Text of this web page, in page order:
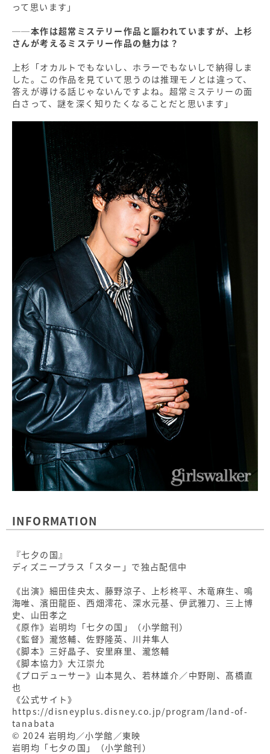
って思います」
──本作は超常ミステリー作品と謳われていますが、上杉
さんが考えるミステリー作品の魅力は？
上杉「オカルトでもないし、ホラーでもないしで納得しま
した。この作品を見ていて思うのは推理モノとは違って、
答えが導ける話じゃないんですよね。超常ミステリーの面
白さって、謎を深く知りたくなることだと思います」
INFORMATION
『七夕の国』
ディズニープラス「スター」で独占配信中
《出演》細田佳央太、藤野涼子、上杉柊平、木竜麻生、鳴
海唯、濱田龍臣、西畑澪花、深水元基、伊武雅刀、三上博
史、山田孝之
《原作》岩明均「七夕の国」（小学館刊）
《監督》瀧悠輔、佐野隆英、川井隼人
《脚本》三好晶子、安里麻里、瀧悠輔
《脚本協力》大江崇允
《プロデューサー》山本晃久、若林雄介／中野剛、髙橋直
也
《公式サイト》
https://disneyplus.disney.co.jp/program/land-of-
tanabata
© 2024 岩明均／小学館／東映
岩明均「七夕の国」（小学館刊）